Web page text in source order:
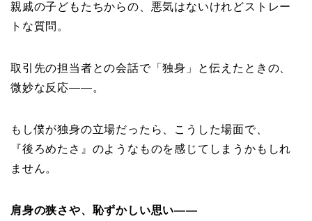
親戚の子どもたちからの、悪気はないけれどストレー
トな質問。
取引先の担当者との会話で「独身」と伝えたときの、
微妙な反応——。
もし僕が独身の立場だったら、こうした場面で、
『後ろめたさ』 のようなものを感じてしまうかもしれ
ません。
肩身の狭さや、恥ずかしい思い——